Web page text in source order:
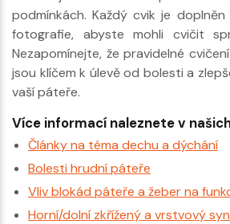
podmínkách. Každý cvik je
fotografie, abyste mohli cvičit
Nezapomínejte, že pravidelné
jsou klíčem k úlevě od bolesti a
vaší páteře.
Více informací naleznete v
Články na téma dechu a dýchání
Bolesti hrudní páteře
Vliv blokád páteře a žeber na
Horní/dolní zkřížený a vrstvový